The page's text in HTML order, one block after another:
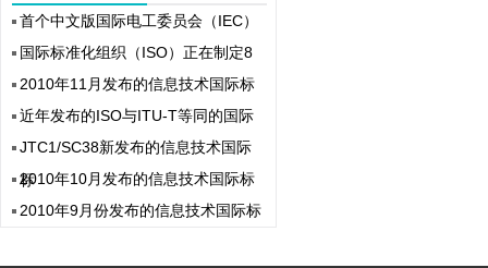
首个中文版国际电工委员会（IEC）
国际标准化组织（ISO）正在制定8
2010年11月发布的信息技术国际标
近年发布的ISO与ITU-T等同的国际
JTC1/SC38新发布的信息技术国际
标
2010年10月发布的信息技术国际标
2010年9月份发布的信息技术国际标